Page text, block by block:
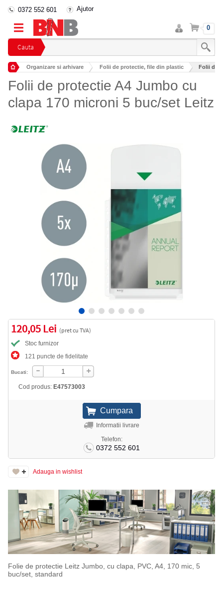
Cauta
0372 552 601 Ajutor
Intra
in
cont
Cos 0
Organizare si arhivare Folii de protectie, file din plastic Folii de
Folii de protectie A4 Jumbo cu
clapa 170 microni 5 buc/set Leitz
120,05 Lei (pret cu TVA)
Stoc furnizor
121 puncte de fidelitate
Bucati:
Cod produs: E47573003
Informatii livrare
Telefon:
0372 552 601
Adauga in wishlist
Folie de protectie Leitz Jumbo, cu clapa, PVC, A4, 170 mic, 5
buc/set, standard